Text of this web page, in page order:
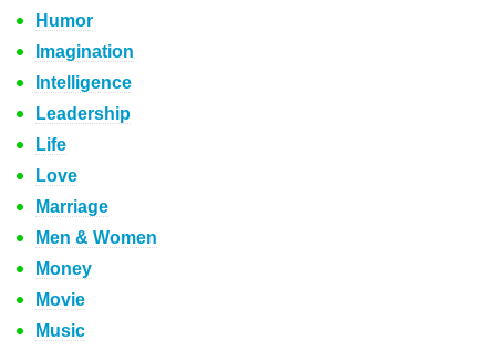
Humor
Imagination
Intelligence
Leadership
Life
Love
Marriage
Men & Women
Money
Movie
Music